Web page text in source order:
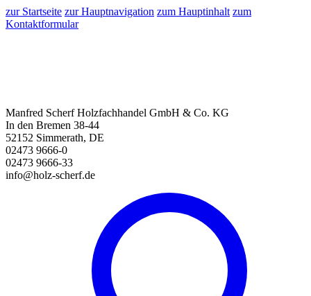
zur Startseite zur Hauptnavigation zum Hauptinhalt zum
Kontaktformular
Manfred Scherf Holzfachhandel GmbH & Co. KG
In den Bremen 38-44
52152 Simmerath, DE
02473 9666-0
02473 9666-33
info@holz-scherf.de